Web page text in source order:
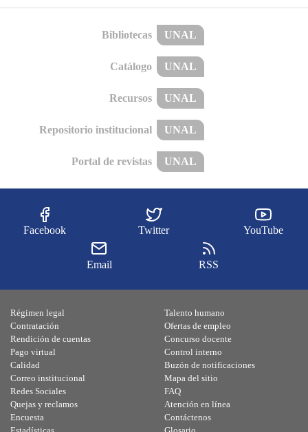
Bibliotecas UNAL
Catálogo UNAL
Recursos UNAL
Repositorio institucional UNAL
Portal de revistas UNAL
Facebook Twitter YouTube
Email RSS
Régimen legal
Contratación
Rendición de cuentas
Pago virtual
Calidad
Talento humano
Ofertas de empleo
Concurso docente
Control interno
Buzón de notificaciones
Correo institucional
Redes Sociales
Quejas y reclamos
Encuesta
Mapa del sitio
FAQ
Atención en línea
Contáctenos